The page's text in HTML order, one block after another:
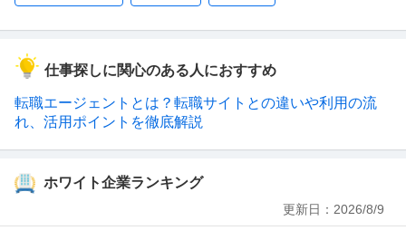
仕事探しに関心のある人におすすめ
転職エージェントとは？転職サイトとの違いや利用の流
れ、活用ポイントを徹底解説
ホワイト企業ランキング
更新日： 2026/8/9